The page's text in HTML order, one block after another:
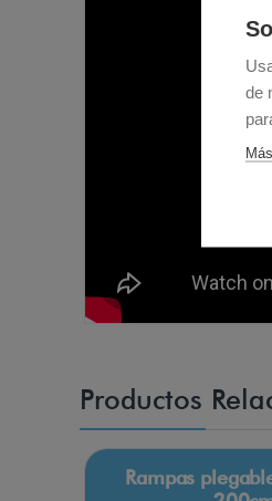
Productos
Rampas
de